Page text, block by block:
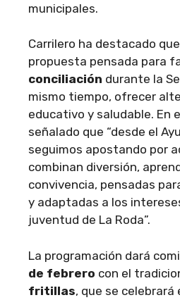
municipales.
Carrilero ha destacado
propuesta pensada para
conciliación durante la
mismo tiempo, ofrecer
educativo y saludable. En
señalado que “desde el
seguimos apostando por
combinan diversión,
convivencia, pensadas
y adaptadas a los
juventud de La Roda”.
La programación dará
de febrero con el
fritillas, que se celebrará